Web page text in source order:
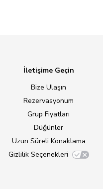
İletişime Geçin
Bize Ulaşın
Rezervasyonum
Grup Fiyatları
Düğünler
Uzun Süreli Konaklama
Gizlilik Seçenekleri